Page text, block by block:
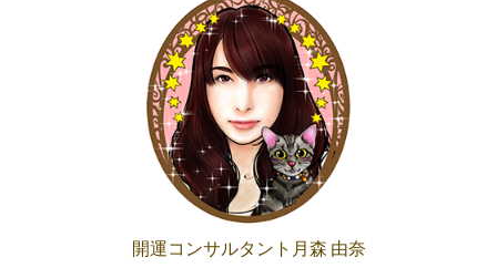
開運コンサルタント月森 由奈